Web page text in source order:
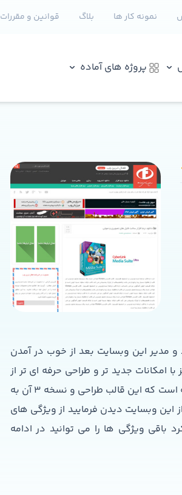
نمونه کار ها بلاگ قوانین و مقررات
پروژه های آماده
میشد و مدیر این وبسایت بعد از خوب در آمدن
جدید تر و طراحی حرفه ای تر از
صفر بعنی طراحی psdو باقی مراحل طراحی سایت انجام شود که حدود یک هفته است که این قالب طراحی و نسخه 3 آن به
وبسایت دیدن فرمایید از ویژگی های
باقی ویژگی ها را می توانید در ادامه